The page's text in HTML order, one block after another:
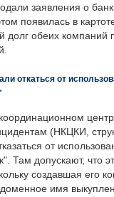
заявления о
появилась в
долг обеих компаний
откаться от
(НКЦКИ,
от
Там допускают, что
создавшая его
имя